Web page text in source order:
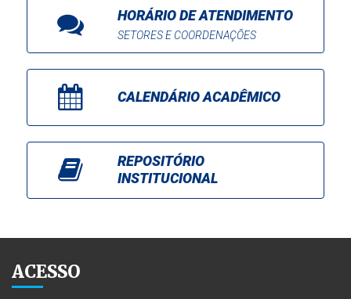
HORÁRIO DE ATENDIMENTO
SETORES E COORDENAÇÕES
CALENDÁRIO ACADÊMICO
REPOSITÓRIO
INSTITUCIONAL
ACESSO